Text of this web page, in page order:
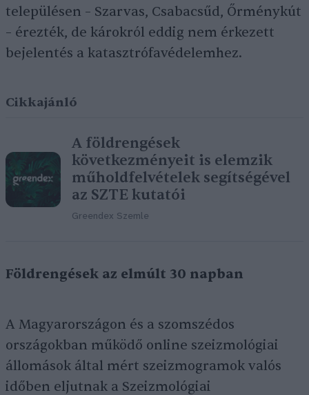
településen – Szarvas, Csabacsűd, Őrménykút
– érezték, de károkról eddig nem érkezett
bejelentés a katasztrófavédelemhez.
Cikkajánló
A földrengések
következményeit is elemzik
műholdfelvételek segítségével
az SZTE kutatói
Greendex Szemle
Földrengések az elmúlt 30 napban
A Magyarországon és a szomszédos
országokban működő online szeizmológiai
állomások által mért szeizmogramok valós
időben eljutnak a Szeizmológiai